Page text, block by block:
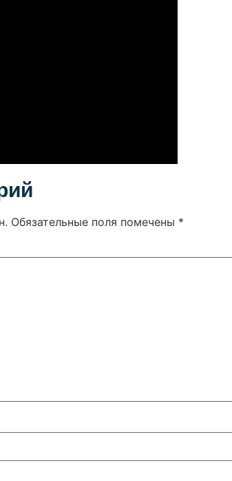
Обязательные поля помечены *